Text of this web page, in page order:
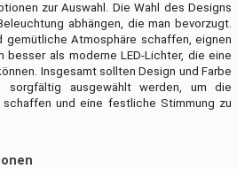
zur Auswahl. Die Wahl des Designs
abhängen, die man bevorzugt.
gemütliche Atmosphäre schaffen, eignen
als moderne LED-Lichter, die eine
Insgesamt sollten Design und Farbe
sorgfältig ausgewählt werden, um die
und eine festliche Stimmung zu